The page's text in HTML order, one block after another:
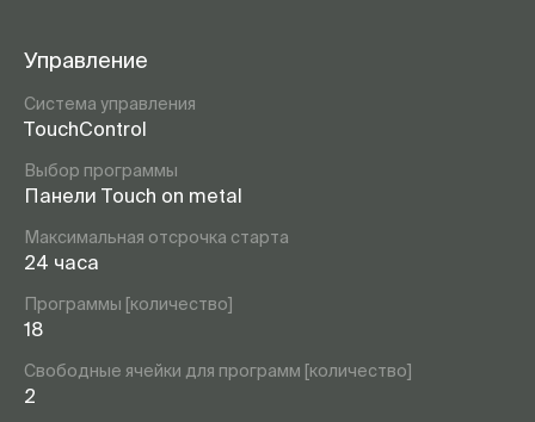
Управление
Система управления
TouchControl
Выбор программы
Панели Touch on metal
Максимальная отсрочка старта
24 часа
Программы [количество]
18
Свободные ячейки для программ [количество]
2